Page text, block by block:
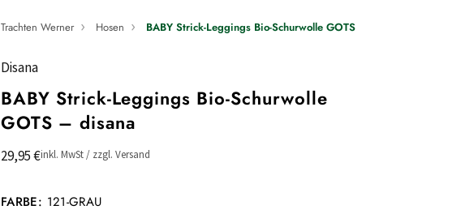
Trachten Werner Hosen BABY Strick-Leggings Bio-Schurwolle GOTS
Disana
BABY Strick-Leggings Bio-Schurwolle
GOTS – disana
29,95 €inkl. MwSt / zzgl. Versand
FARBE: 121-GRAU